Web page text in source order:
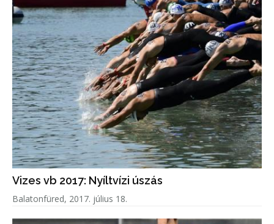
Vizes vb 2017: Nyíltvízi úszás
Balatonfüred, 2017. július 18.